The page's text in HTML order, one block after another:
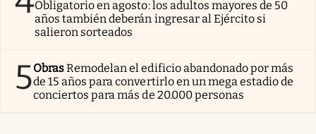
Obligatorio en agosto: los adultos mayores de 50
años también deberán ingresar al Ejército si
salieron sorteados
5ObrasRemodelan el edificio abandonado por más
de 15 años para convertirlo en un mega estadio de
conciertos para más de 20.000 personas